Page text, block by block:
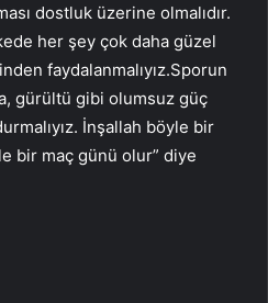
dostluk üzerine olmalıdır.
her şey çok daha güzel
faydalanmalıyız.Sporun
gürültü gibi olumsuz güç
İnşallah böyle bir
bir maç günü olur” diye